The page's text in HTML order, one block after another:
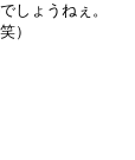
しょうねぇ。
）